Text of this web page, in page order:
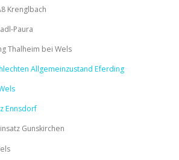
Krenglbach
Paura
Thalheim bei Wels
Allgemeinzustand Eferding
Ennsdorf
Gunskirchen